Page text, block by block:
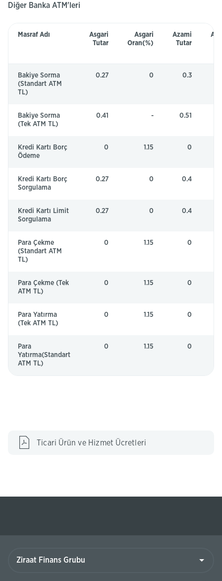
Diğer Banka ATM'leri
Banka
ATM'leri
Masraf Adı
Asgari
Tutar
Asgari
Oran(%)
Azami
Tutar
Bakiye Sorma
(Standart ATM
TL)
0.27 0 0.3
Bakiye Sorma
(Tek ATM TL)
0.41 - 0.51
Kredi Kartı Borç
Ödeme
0 1.15 0
Kredi Kartı Borç
Sorgulama
0.27 0 0.4
Kredi Kartı Limit
Sorgulama
0.27 0 0.4
Para Çekme
(Standart ATM
TL)
0 1.15 0
Para Çekme (Tek
ATM TL)
0 1.15 0
Para Yatırma
(Tek ATM TL)
0 1.15 0
Para
Yatırma(Standart
ATM TL)
0 1.15 0
Ticari Ürün ve Hizmet Ücretleri
Grubu